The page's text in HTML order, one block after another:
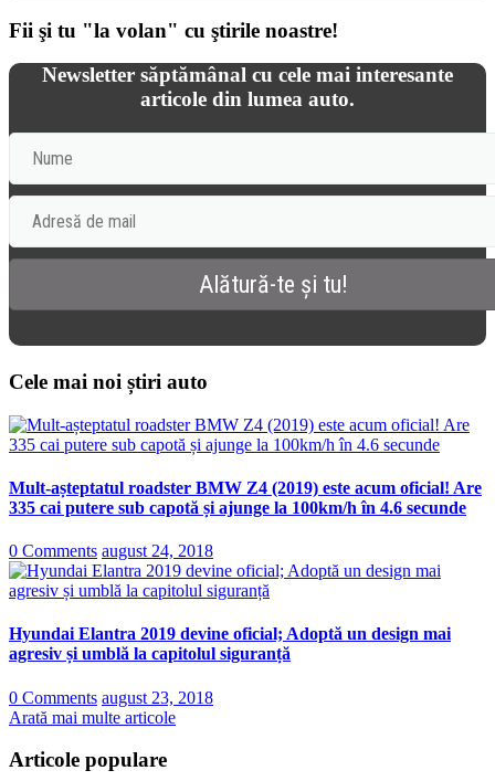
Fii şi tu "la volan" cu ştirile noastre!
Newsletter săptămânal cu cele mai interesante
articole din lumea auto.
Cele mai noi știri auto
Mult-așteptatul roadster BMW Z4 (2019) este acum oficial! Are
335 cai putere sub capotă și ajunge la 100km/h în 4.6 secunde
0 Comments august 24, 2018
Hyundai Elantra 2019 devine oficial; Adoptă un design mai
agresiv și umblă la capitolul siguranță
0 Comments august 23, 2018
Arată mai multe articole
Articole populare